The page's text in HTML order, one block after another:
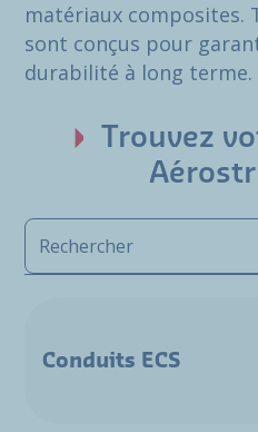
matériaux composites.
sont conçus pour
durabilité à long terme.
Trouvez
Conduits ECS